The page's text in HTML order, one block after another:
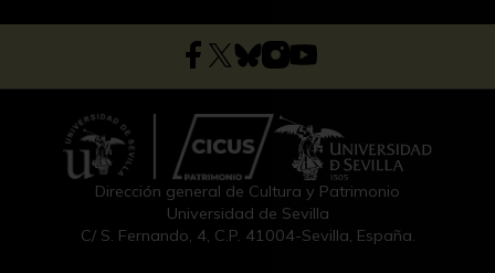
Dirección general de Cultura y Patrimonio
Universidad de Sevilla
C/ S. Fernando, 4, C.P. 41004-Sevilla, España.